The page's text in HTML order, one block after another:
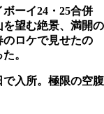
ーイ24・25合併
望む絶景、満開の
ロケで見せたの
。
入所。極限の空腹